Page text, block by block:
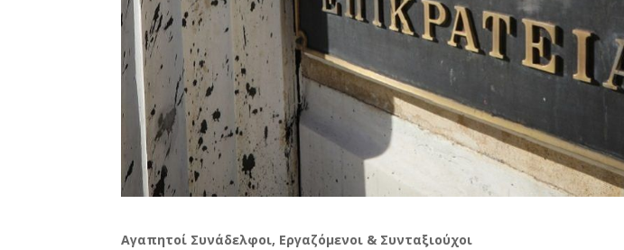
Αγαπητοί Συνάδελφοι, Εργαζόμενοι & Συνταξιούχοι